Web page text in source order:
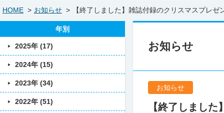
HOME > お知らせ > 【終了しました】雑誌付録のクリスマスプレ
お知らせ
お知らせ
【終了しまし
年別
2025年 (17)
2024年 (15)
2023年 (34)
2022年 (51)